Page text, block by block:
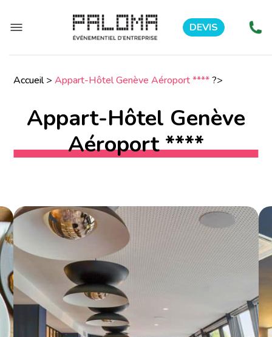
DEVIS
Accueil>Appart-Hôtel Genève Aéroport ****?>
Appart-Hôtel Genève
Aéroport ****